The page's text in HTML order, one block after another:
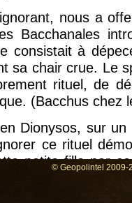
nous a
Bacchanales
consistait à
sa chair crue. Le
rituel, de
(Bacchus chez
Dionysos, sur
ce rituel
petite fille par
© Geopolintel 2009-